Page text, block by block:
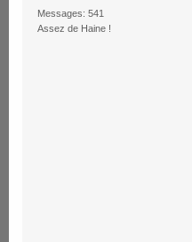
Messages: 541
Assez de Haine !